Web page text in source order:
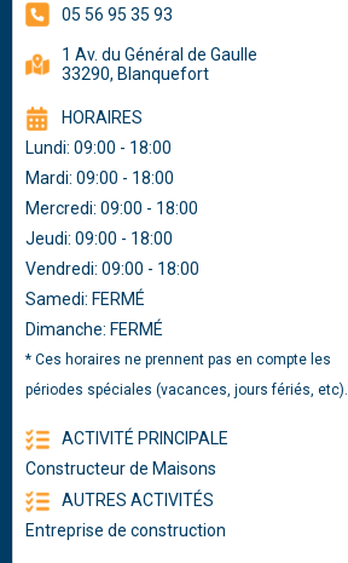
05 56 95 35 93
1 Av. du Général de Gaulle
33290, Blanquefort
HORAIRES
Lundi: 09:00 - 18:00
Mardi: 09:00 - 18:00
Mercredi: 09:00 - 18:00
Jeudi: 09:00 - 18:00
Vendredi: 09:00 - 18:00
Samedi: FERMÉ
Dimanche: FERMÉ
* Ces horaires ne prennent pas en compte les
périodes spéciales (vacances, jours fériés, etc).
ACTIVITÉ PRINCIPALE
Constructeur de Maisons
AUTRES ACTIVITÉS
Entreprise de construction